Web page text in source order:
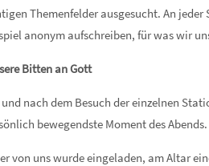
Themenfelder ausgesucht. An
anonym aufschreiben, für was wir
Bitten an Gott
nach dem Besuch der einzelnen
bewegendste Moment des Abends.
von uns wurde eingeladen, am Altar